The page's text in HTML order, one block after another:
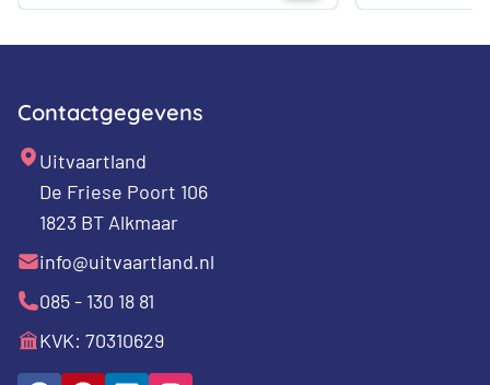
Contactgegevens
Uitvaartland
De Friese Poort 106
1823 BT Alkmaar
info@uitvaartland.nl
085 - 130 18 81
KVK: 70310629